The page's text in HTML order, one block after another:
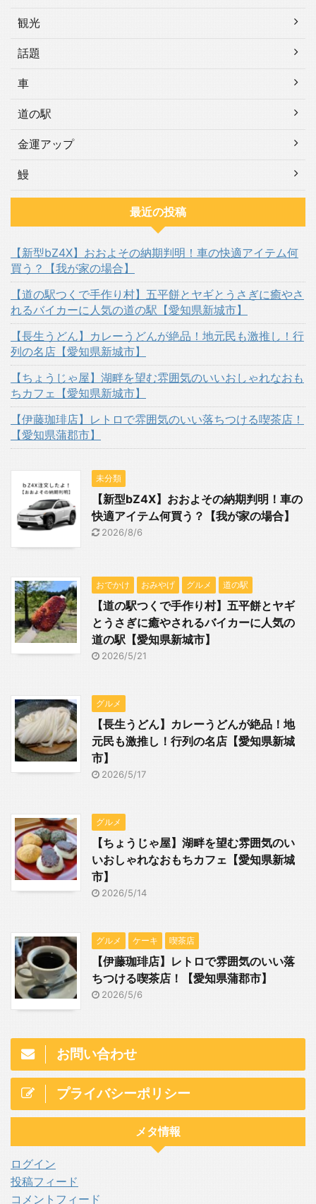
観光
話題
車
道の駅
金運アップ
鰻
最近の投稿
【新型bZ4X】おおよその納期判明！車の快適アイテム何
買う？【我が家の場合】
【道の駅つくで手作り村】五平餅とヤギとうさぎに癒やさ
れるバイカーに人気の道の駅【愛知県新城市】
【長生うどん】カレーうどんが絶品！地元民も激推し！行
列の名店【愛知県新城市】
【ちょうじゃ屋】湖畔を望む雰囲気のいいおしゃれなおも
ちカフェ【愛知県新城市】
【伊藤珈琲店】レトロで雰囲気のいい落ちつける喫茶店！
【愛知県蒲郡市】
未分類
【新型bZ4X】おおよその納期判明！車の
快適アイテム何買う？【我が家の場合】
2026/8/6
おでかけ おみやげ グルメ 道の駅
【道の駅つくで手作り村】五平餅とヤギ
とうさぎに癒やされるバイカーに人気の
道の駅【愛知県新城市】
2026/5/21
グルメ
【長生うどん】カレーうどんが絶品！地
元民も激推し！行列の名店【愛知県新城
市】
2026/5/17
グルメ
【ちょうじゃ屋】湖畔を望む雰囲気のい
いおしゃれなおもちカフェ【愛知県新城
市】
2026/5/14
グルメ ケーキ 喫茶店
【伊藤珈琲店】レトロで雰囲気のいい落
ちつける喫茶店！【愛知県蒲郡市】
2026/5/6
お問い合わせ
プライバシーポリシー
メタ情報
ログイン
投稿フィード
コメントフィード